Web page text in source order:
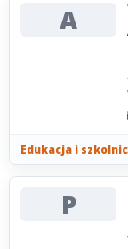
A
Edukacja i
P